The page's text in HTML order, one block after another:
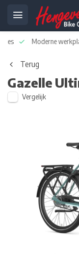
Moderne
Terug
Gazelle
Vergelijk